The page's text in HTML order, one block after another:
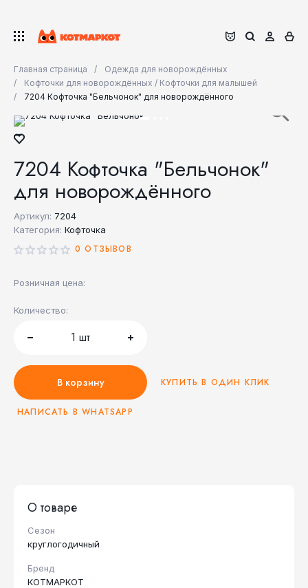
Главная страница
Одежда для новорождённых
Кофточки для новорождённых / Кофточки для малышей
7204 Кофточка "Бельчонок" для новорождённого
7204 Кофточка "Бельчонок"
для новорождённого
Артикул: 7204
Категория: Кофточка
0 ОТЗЫВОВ
Розничная цена:
Количество:
1 шт
В корзину КУПИТЬ В ОДИН КЛИК
НАПИСАТЬ В WHATSAPP
О товаре
Сезон
круглогодичный
Бренд
КОТМАРКОТ